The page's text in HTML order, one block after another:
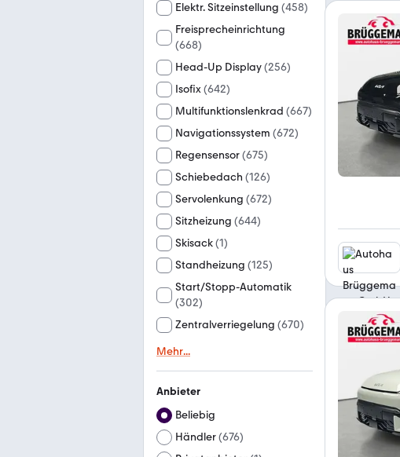
Elektr. Sitzeinstellung (458)
Freisprecheinrichtung
(668)
Head-Up Display(256)
Isofix(642)
Multifunktionslenkrad (667)
Navigationssystem (672)
Regensensor(675)
Schiebedach (126)
Servolenkung (672)
Sitzheizung (644)
Skisack(1)
Standheizung (125)
Start/Stopp-Automatik
(302)
Zentralverriegelung (670)
Mehr...
Anbieter
Beliebig
Händler(676)